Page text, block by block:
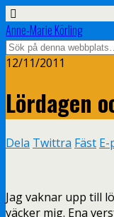
Anne-Marie Körling
12/11/2011
Lördagen
Dela Twittra Fäst
Jag vaknar upp till
väcker mig. Ena